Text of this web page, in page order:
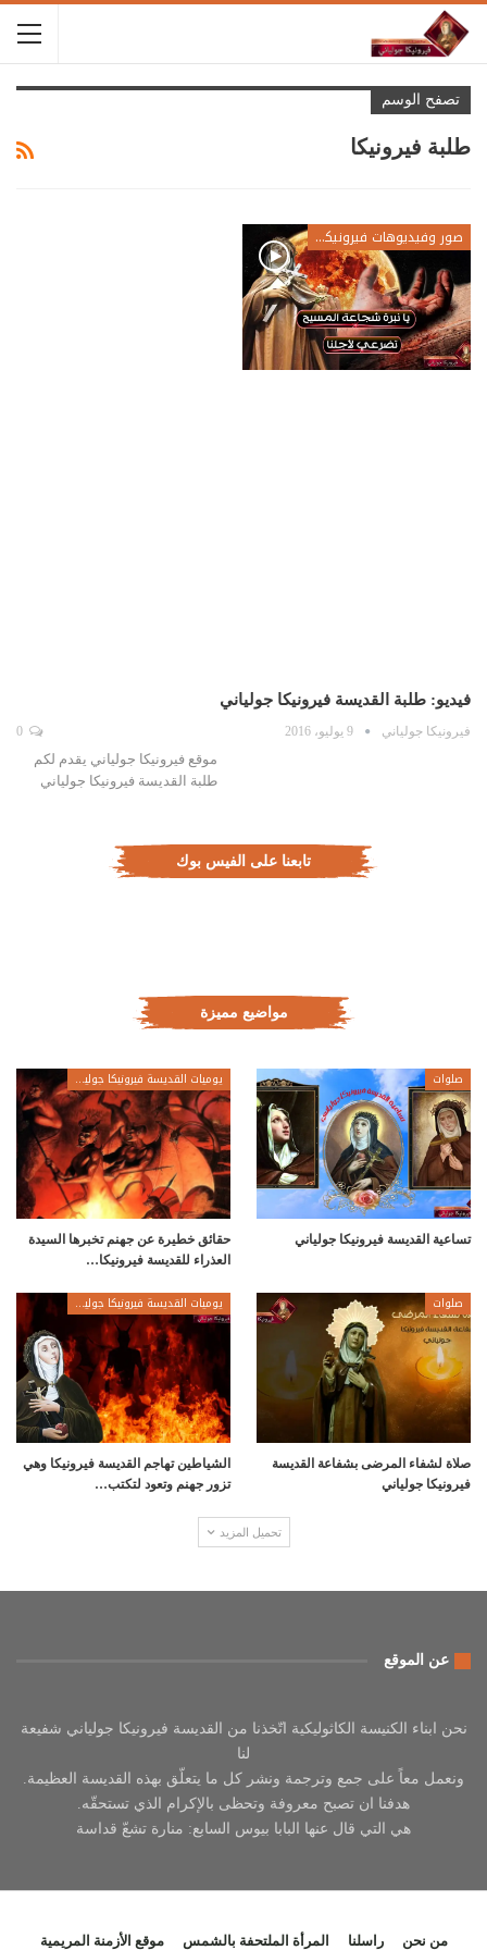
تصفح الوسم
طلبة فيرونيكا
صور وفيديوهات فيرونيكا جولياني
فيديو: طلبة القديسة فيرونيكا جولياني
فيرونيكا جولياني 9 يوليو، 2016
موقع فيرونيكا جولياني يقدم لكم
طلبة القديسة فيرونيكا جولياني
تابعنا على الفيس بوك
مواضيع مميزة
صلوات
تساعية القديسة فيرونيكا جولياني
يوميات القديسة فيرونيكا جولياني
حقائق خطيرة عن جهنم تخبرها السيدة
العذراء للقديسة فيرونيكا…
صلوات
صلاة لشفاء المرضى بشفاعة القديسة
فيرونيكا جولياني
يوميات القديسة فيرونيكا جولياني
الشياطين تهاجم القديسة فيرونيكا وهي
تزور جهنم وتعود لتكتب…
تحميل المزيد
عن الموقع
نحن ابناء الكنيسة الكاثوليكية اتّخذنا من القديسة فيرونيكا جولياني شفيعة
لنا
ونعمل معاً على جمع وترجمة ونشر كل ما يتعلّق بهذه القديسة العظيمة.
هدفنا ان تصبح معروفة وتحظى بالإكرام الذي تستحقّه.
هي التي قال عنها البابا بيوس السابع: منارة تشعّ قداسة
من نحن راسلنا المرأة الملتحفة بالشمس موقع الأزمنة المريمية